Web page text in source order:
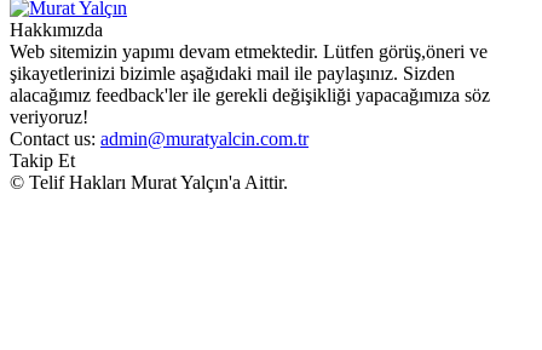
Hakkımızda
Web sitemizin yapımı devam etmektedir. Lütfen görüş,öneri ve
şikayetlerinizi bizimle aşağıdaki mail ile paylaşınız. Sizden
alacağımız feedback'ler ile gerekli değişikliği yapacağımıza söz
veriyoruz!
Contact us: admin@muratyalcin.com.tr
Takip Et
© Telif Hakları Murat Yalçın'a Aittir.